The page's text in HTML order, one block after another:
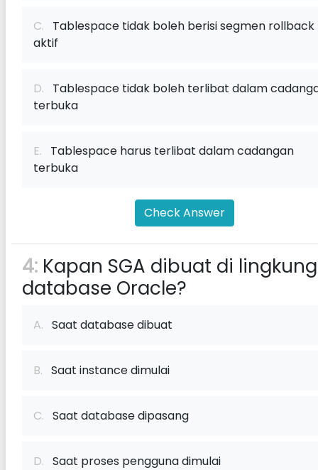
C. Tablespace tidak boleh berisi segmen rollback
aktif
D. Tablespace tidak boleh terlibat dalam
terbuka
E. Tablespace harus terlibat dalam cadangan
terbuka
Check Answer
4: Kapan SGA dibuat di
database Oracle?
A. Saat database dibuat
B. Saat instance dimulai
C. Saat database dipasang
D. Saat proses pengguna dimulai